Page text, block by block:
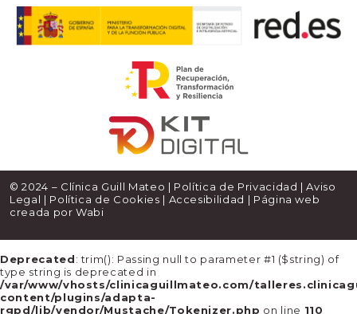
© 2024 – Clínica Guill Mateo | Política de Privacidad |Aviso
Legal | Política de Cookies | Accesibilidad | Página web
creada porWabi
Deprecated: trim(): Passing null to parameter #1 ($string) of
type string is deprecated in
/var/www/vhosts/clinicaguillmateo.com/
content/plugins/adapta-
rgpd/lib/vendor/Mustache/Tokenizer.php on line 110